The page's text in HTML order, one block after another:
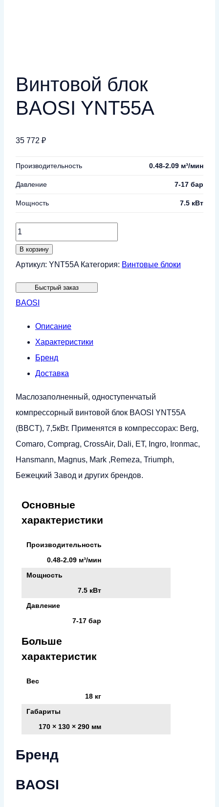
Винтовой блок
BAOSI YNT55A
35 772 ₽
Производительность 0.48-2.09 м³/мин
Давление 7-17 бар
Мощность 7.5 кВт
Количество
товара
Винтовой
BAOSI
YNT55A
В корзину
Артикул: YNT55A Категория: Винтовые блоки
Быстрый заказ
BAOSI
Описание
Характеристики
Бренд
Доставка
Маслозаполненный, одноступенчатый
компрессорный винтовой блок BAOSI YNT55A
(BBCT), 7,5кВт. Применятся в компрессорах: Berg,
Comaro, Comprag, CrossAir, Dali, ET, Ingro, Ironmac,
Hansmann, Magnus, Mark ,Remeza, Triumph,
Бежецкий Завод и других брендов.
Основные
характеристики
Производительность
0.48-2.09 м³/мин
Мощность
7.5 кВт
Давление
7-17 бар
Больше
характеристик
Вес
18 кг
Габариты
170 × 130 × 290 мм
Бренд
BAOSI